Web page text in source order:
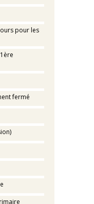
pour les
fermé